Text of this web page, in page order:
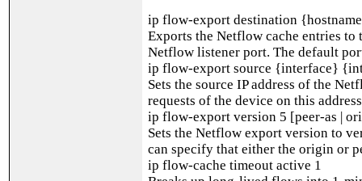
ip flow-export destination
Exports the Netflow cache entries to
Netflow listener port. The default
ip flow-export source {interface}
Sets the source IP address of the
requests of the device on this
ip flow-export version 5 [peer-as |
Sets the Netflow export version to
can specify that either the origin or
ip flow-cache timeout active 1